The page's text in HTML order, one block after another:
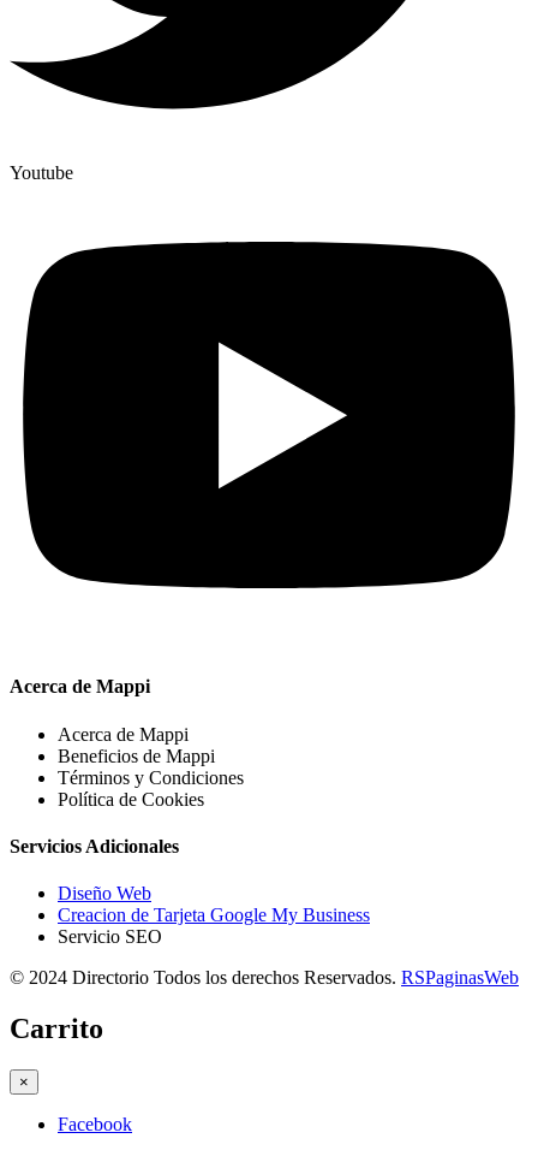
Youtube
Acerca de Mappi
Acerca de Mappi
Beneficios de Mappi
Términos y Condiciones
Política de Cookies
Servicios Adicionales
Diseño Web
Creacion de Tarjeta Google My Business
Servicio SEO
© 2024 Directorio Todos los derechos Reservados. RSPaginasWeb
Carrito
×
Facebook